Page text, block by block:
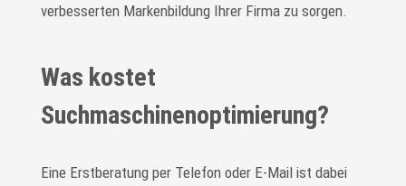
verbesserten Markenbildung Ihrer Firma zu sorgen.
Was kostet
Suchmaschinenoptimierung?
Eine Erstberatung per Telefon oder E-Mail ist dabei